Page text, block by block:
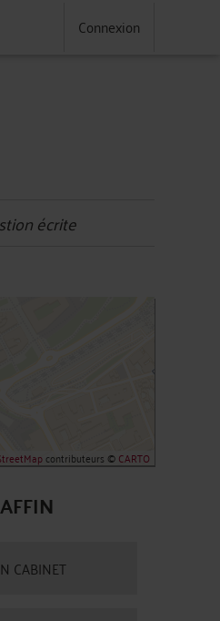
Connexion
écrite
contributeurs ©CARTO
CABINET